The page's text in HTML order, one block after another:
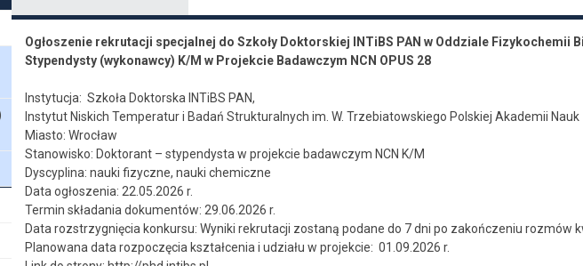
Ogłoszenie rekrutacji specjalnej do Szkoły Doktorskiej INTiBS PAN w Oddziale
Stypendysty (wykonawcy) K/M w Projekcie Badawczym NCN OPUS 28
Instytucja: Szkoła Doktorska INTiBS PAN,
Instytut Niskich Temperatur i Badań Strukturalnych im. W. Trzebiatowskiego Polskiej Akademii Nauk
Miasto: Wrocław
Stanowisko: Doktorant – stypendysta w projekcie badawczym NCN K/M
Dyscyplina: nauki fizyczne, nauki chemiczne
Data ogłoszenia: 22.05.2026 r.
Termin składania dokumentów: 29.06.2026 r.
Data rozstrzygnięcia konkursu: Wyniki rekrutacji zostaną podane do 7 dni po zakończeniu rozmów
Planowana data rozpoczęcia kształcenia i udziału w projekcie: 01.09.2026 r.